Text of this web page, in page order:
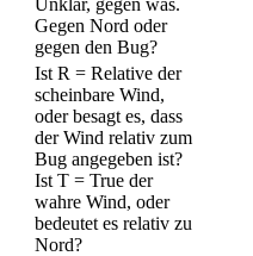
Gegen Nord oder
gegen den Bug?
Ist R = Relative der
scheinbare Wind,
oder besagt es, dass
der Wind relativ zum
Bug angegeben ist?
Ist T = True der
wahre Wind, oder
bedeutet es relativ zu
Nord?